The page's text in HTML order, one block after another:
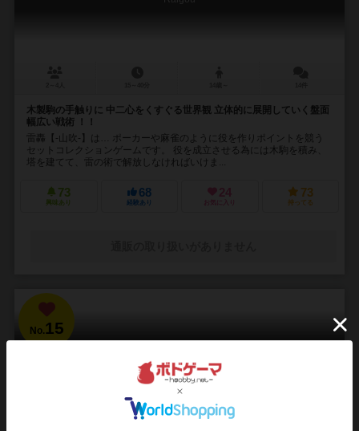
木製駒の手触りに 中二心をくすぐる世界観 立体的に展開していく盤面
幅広い戦術 ！！
雷轟【-山吹-】は… ポーカーや麻雀のように役を作りポイントを競う
セットコレクションゲームです。 役を成立させる為には木駒を積み、
塔を建てて、雷の術で解放しなければいけま...
73
興味あり
68
経験あり
24
お気に入り
73
持ってる
No.15
Bloodborne: The Card Game